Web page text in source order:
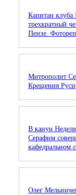
Капитан
трехкратный
Пензе.
Митрополит
Крещения Руси
В канун
Серафим
кафедральном
Олег